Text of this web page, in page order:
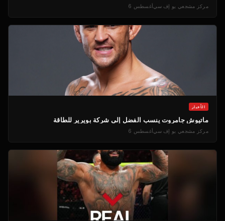
مركز مشجعي يو إف سيأغسطس 6
الأخبار
ماتيوش جامروت ينسب الفضل إلى شركة بويرير للطاقة
مركز مشجعي يو إف سيأغسطس 6